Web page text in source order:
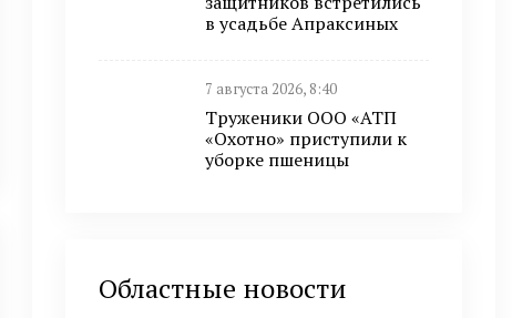
в усадьбе Апраксиных
7 августа 2026, 8:40
Труженики ООО «АТП
«Охотно» приступили к
уборке пшеницы
Областные новости